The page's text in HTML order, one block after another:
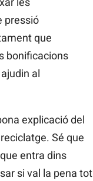
pressió
que
bonificacions
al
explicació del
Sé que
entra dins
si val la pena tot